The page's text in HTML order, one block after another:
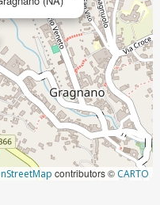
contributors © CARTO